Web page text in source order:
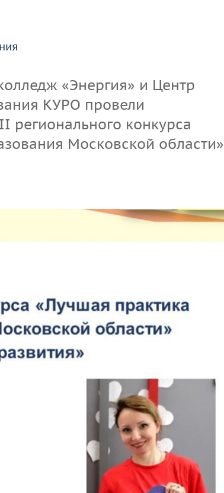
о
отпуска
«Энергия» и Центр
КУРО провели
регионального конкурса
Московской области»